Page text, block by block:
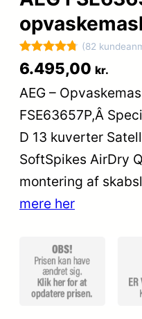
Bedømt
ud af 5
baseret på
82
kundebedø
(82
6.495,00 kr.
AEG –
FSE63657P,Â
D 13 kuverter
SoftSpikes AirDry
montering af
mere her